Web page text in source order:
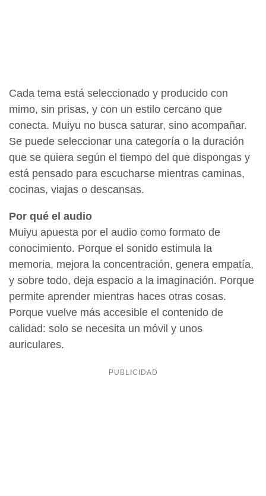
Cada tema está seleccionado y producido con
mimo, sin prisas, y con un estilo cercano que
conecta. Muiyu no busca saturar, sino acompañar.
Se puede seleccionar una categoría o la duración
que se quiera según el tiempo del que dispongas y
está pensado para escucharse mientras caminas,
cocinas, viajas o descansas.
Por qué el audio
Muiyu apuesta por el audio como formato de
conocimiento. Porque el sonido estimula la
memoria, mejora la concentración, genera empatía,
y sobre todo, deja espacio a la imaginación. Porque
permite aprender mientras haces otras cosas.
Porque vuelve más accesible el contenido de
calidad: solo se necesita un móvil y unos
auriculares.